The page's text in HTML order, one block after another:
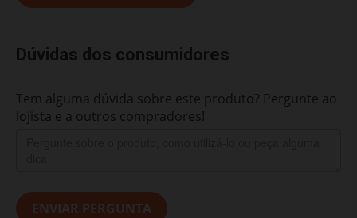
Dúvidas dos consumidores
Tem alguma dúvida sobre este produto? Pergunte ao
lojista e a outros compradores!
ENVIAR PERGUNTA